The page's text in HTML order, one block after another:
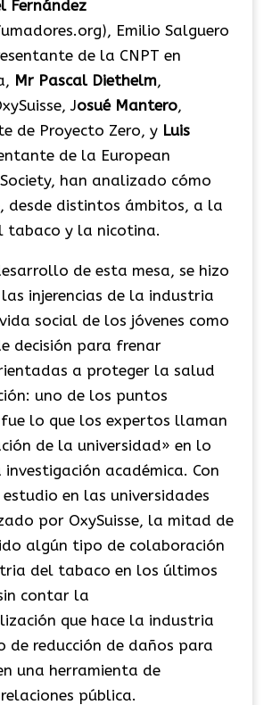
Fernández
Emilio Salguero
de la CNPT en
Mr Pascal Diethelm,
Josué Mantero,
de Proyecto Zero, y Luis
de la European
han analizado cómo
desde distintos ámbitos, a la
tabaco y la nicotina.
de esta mesa, se hizo
injerencias de la industria
social de los jóvenes como
decisión para frenar
a proteger la salud
uno de los puntos
lo que los expertos llaman
de la universidad» en lo
académica. Con
en las universidades
por OxySuisse, la mitad de
algún tipo de colaboración
del tabaco en los últimos
contar la
que hace la industria
de reducción de daños para
una herramienta de
pública.